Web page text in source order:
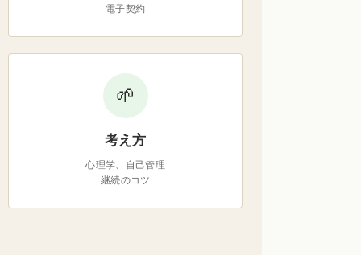
電子契約
🌱
考え方
心理学、自己管理
継続のコツ